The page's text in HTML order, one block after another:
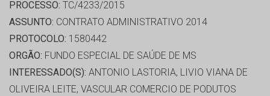
PROCESSO: TC/4233/2015
ASSUNTO: CONTRATO ADMINISTRATIVO 2014
PROTOCOLO: 1580442
ORGÃO: FUNDO ESPECIAL DE SAÚDE DE MS
INTERESSADO(S): ANTONIO LASTORIA, LIVIO VIANA DE
OLIVEIRA LEITE, VASCULAR COMERCIO DE PODUTOS